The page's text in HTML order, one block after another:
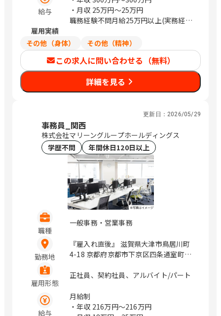
17 香川県高松市田村507-1 愛媛県新居
浜市菊本町1-1-30 愛媛県伊予郡松前町
1095-1 福岡県京都郡みやこ町勝山黒田
1650-1 福岡県春日市春日4丁目86 福岡
県福岡市早良区有田6-26-3 佐賀県佐賀
市高木瀬町長瀬718-1 長崎県佐世保市千
尽町11-1 長崎県長崎市城栄町8-6 熊本
県菊池郡菊陽町津久礼158-12 熊本県熊
1-1 沖縄県島尻郡南風原町兼城605-3 沖
縄県沖縄市美原1-22-1 / 草津、道場南
口、加古川、備前西市、浦田、福山、防
府、三条、新居浜、岡田、小篭通、大野
城、次郎丸、佐賀、佐世保、平和公園、
光の森、南熊本、牧、首里、てだこ浦西
給与
・月収 25万円〜25万円
職務経験不問月給25万円以上(実務経験
雇用実績
その他（身体）
その他（精神）
この求人に問い合わせる（無料）
詳細を見る
更新日： 2026/05/29
事務員_関西
株式会社マリーングループホールディングス
学歴不問
年間休日120日以上
職種
一般事務・営業事務
勤務地
『雇入れ直後』 滋賀県大津市鳥居川町
4-18 京都府京都市下京区四条通室町東
古市3丁目23-23 兵庫県西脇市下戸田
雇用形態
正社員、契約社員、アルバイト/パート
給与
月給制
・年収 216万円〜216万円